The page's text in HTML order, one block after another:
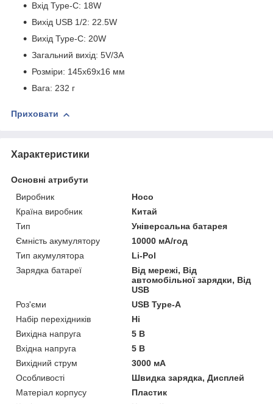
Вхід Type-C: 18W
Вихід USB 1/2: 22.5W
Вихід Type-C: 20W
Загальний вихід: 5V/3A
Розміри: 145x69x16 мм
Вага: 232 г
Приховати
Характеристики
Основні атрибути
Виробник
Hoco
Країна виробник
Китай
Тип
Універсальна батарея
Ємність акумулятору
10000 мА/год
Тип акумулятора
Li-Pol
Зарядка батареї
Від мережі, Від
автомобільної зарядки, Від
USB
Роз'єми
USB Type-A
Набір перехідників
Ні
Вихідна напруга
5 В
Вхідна напруга
5 В
Вихідний струм
3000 мА
Особливості
Швидка зарядка, Дисплей
Матеріал корпусу
Пластик